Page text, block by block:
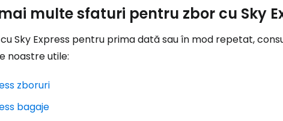
multe sfaturi pentru zbor cu Sky
Sky Express pentru prima dată sau în mod repetat,
noastre utile:
zboruri
bagaje
Continuați cu